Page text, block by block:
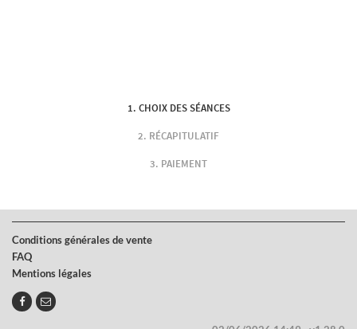
CHOIX DES SÉANCES
RÉCAPITULATIF
PAIEMENT
Conditions générales de vente
FAQ
Mentions légales